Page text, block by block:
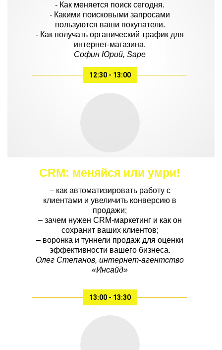
12:30 - 13:00
- Как меняется поиск сегодня.
- Какими поисковыми запросами
пользуются ваши покупатели.
- Как получать органический трафик для
интернет-магазина.
Софин Юрий, Sape
13:00 - 13:30
CRM: меняйся или умри!
– как автоматизировать работу с
клиентами и увеличить конверсию в
продажи;
– зачем нужен CRM-маркетинг и как он
сохранит ваших клиентов;
– воронка и туннели продаж для оценки
эффективности вашего бизнеса.
Олег Степанов, интернет-агентство
«Инсайд»